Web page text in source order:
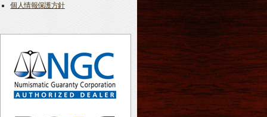
個人情報保護方針